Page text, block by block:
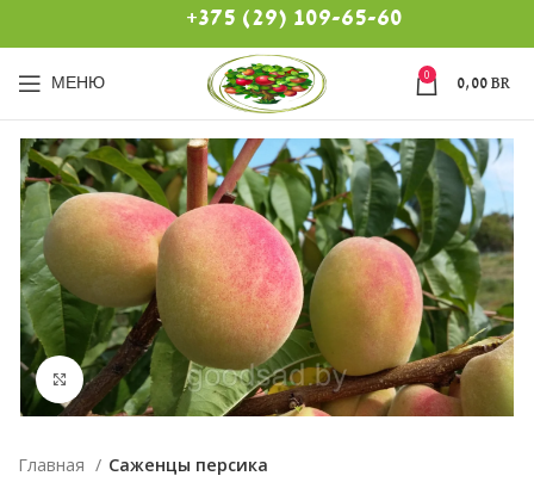
+375 (29) 109-65-60
МЕНЮ
0
0,00 BR
Нажмите, чтобы увеличить
Главная Саженцы персика